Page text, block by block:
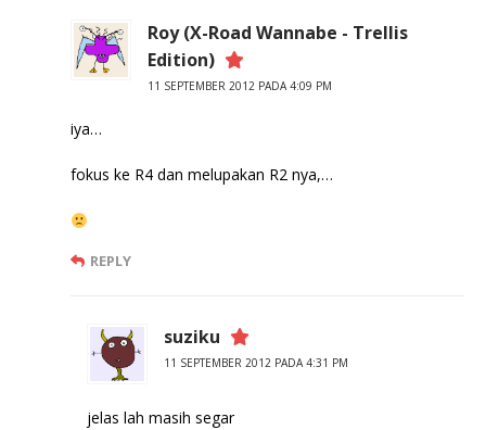
Roy (X-Road Wannabe - Trellis
Edition)
11 SEPTEMBER 2012 PADA 4:09 PM
iya…
fokus ke R4 dan melupakan R2 nya,…
REPLY
suziku
11 SEPTEMBER 2012 PADA 4:31 PM
jelas lah masih segar